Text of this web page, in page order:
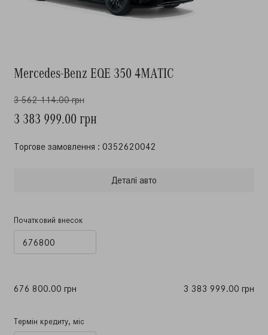
Mercedes-Benz EQE 350 4MATIC
3 562 114.00 грн
3 383 999.00 грн
Торгове замовлення : 0352620042
Деталi авто
Початковий внесок
676 800.00 грн 3 383 999.00 грн
Термін кредиту, міс